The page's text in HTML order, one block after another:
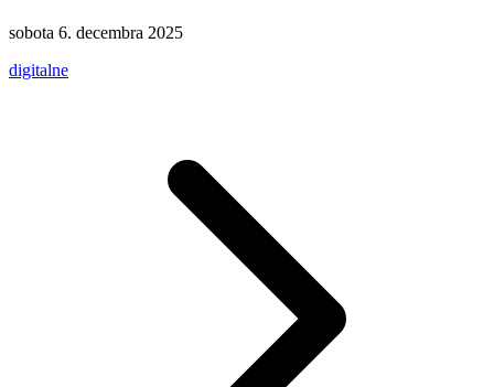
sobota 6. decembra 2025
digitalne